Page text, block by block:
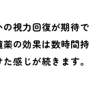
視力回復が期待で
の効果は数時間持
感じが続きます。